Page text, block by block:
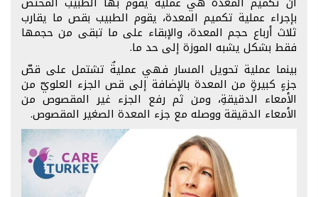
بإجراء عملية تكميم المعدة، يقوم الطبيب بقص ما يقارب
ثلاث أرباع حجم المعدة، والإبقاء على ما تبقى من حجمها
فقط بشكل يشبه الموزة إلى حد ما.
بينما عملية تحويل المسار فهي عمليةٌ تشتمل على قصّ
جزءٍ كبيرةٍ من المعدة بالإضافة إلى قص الجزء العلويّ من
الأمعاء الدقيقةِ، ومن ثم رفع الجزء غير المقصوص من
الأمعاء الدقيقة ووصله مع جزء المعدة الصغير المقصوص.